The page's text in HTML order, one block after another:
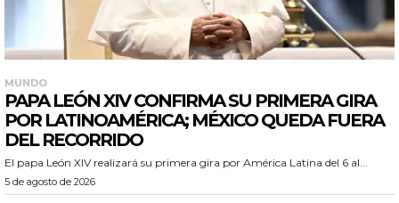
MUNDO
PAPA LEÓN XIV CONFIRMA SU PRIMERA GIRA
POR LATINOAMÉRICA; MÉXICO QUEDA FUERA
DEL RECORRIDO
El papa León XIV realizará su primera gira por América Latina del 6 al...
5 de agosto de 2026